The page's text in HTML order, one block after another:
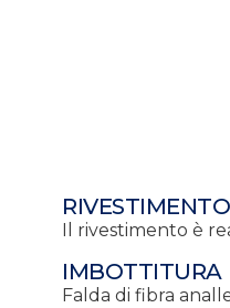
RIVESTIMENTO
Il rivestimento è
IMBOTTITURA
Falda di fibra